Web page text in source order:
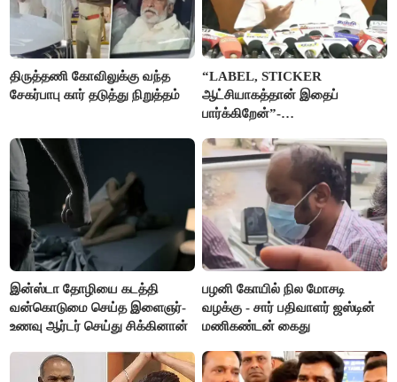
திருத்தணி கோவிலுக்கு வந்த
சேகர்பாபு கார் தடுத்து நிறுத்தம்
“LABEL, STICKER
ஆட்சியாகத்தான் இதைப்
பார்க்கிறேன்”-
இன்ஸ்டா தோழியை கடத்தி
வன்கொடுமை செய்த இளைஞர்-
உணவு ஆர்டர் செய்து சிக்கினான்
பழனி கோயில் நில மோசடி
வழக்கு - சார் பதிவாளர் ஜஸ்டின்
மணிகண்டன் கைது